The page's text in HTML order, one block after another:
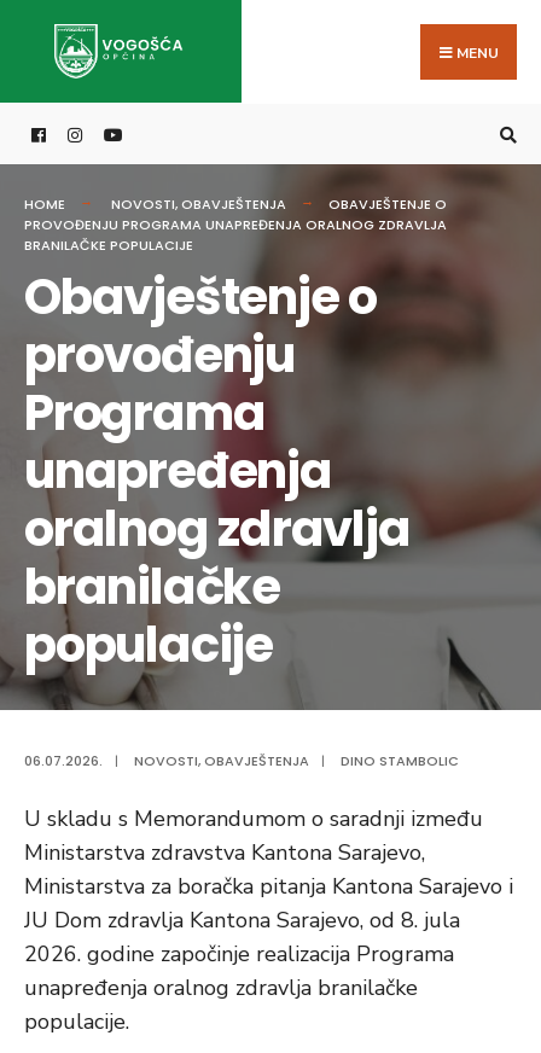
MENU
HOME NOVOSTI,OBAVJEŠTENJA
OBAVJEŠTENJE O
PROVOĐENJU PROGRAMA UNAPREĐENJA ORALNOG ZDRAVLJA
BRANILAČKE POPULACIJE
Obavještenje o
provođenju
Programa
unapređenja
oralnog zdravlja
branilačke
populacije
06.07.2026. | NOVOSTI,OBAVJEŠTENJA | DINO STAMBOLIC
U skladu s Memorandumom o saradnji između
Ministarstva zdravstva Kantona Sarajevo,
Ministarstva za boračka pitanja Kantona Sarajevo i
JU Dom zdravlja Kantona Sarajevo, od 8. jula
2026. godine započinje realizacija Programa
unapređenja oralnog zdravlja branilačke
populacije.
for: